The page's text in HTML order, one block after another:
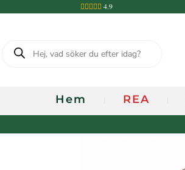
 4.9
Produktsökning
Hem REA